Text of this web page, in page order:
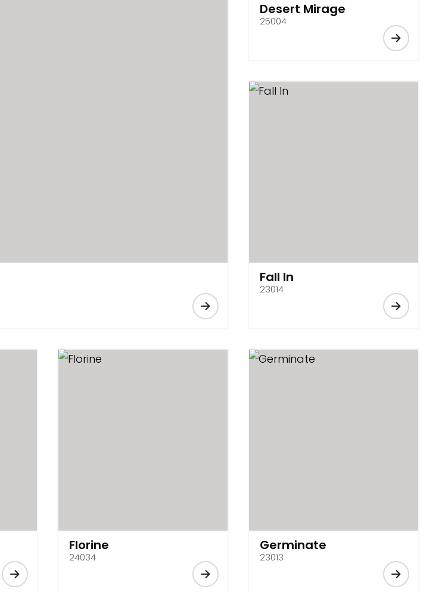
Desert Mirage
25004
Fall In
23014
Florine
24034
Germinate
23013